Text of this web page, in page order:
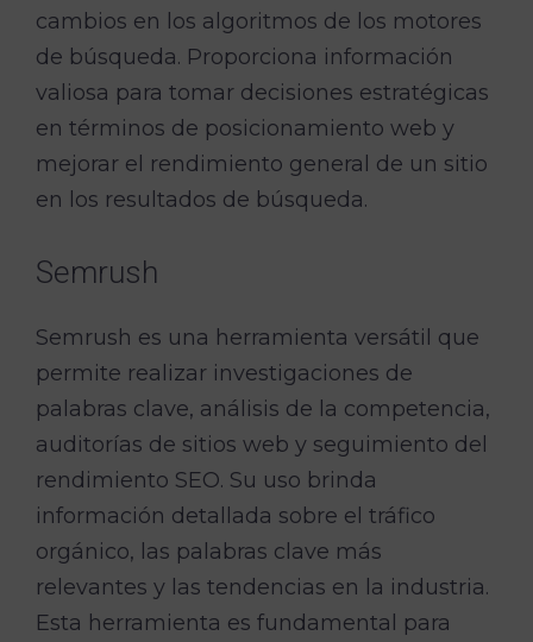
cambios en los algoritmos de los motores
de búsqueda. Proporciona información
valiosa para tomar decisiones estratégicas
en términos de posicionamiento web y
mejorar el rendimiento general de un sitio
en los resultados de búsqueda.
Semrush
Semrush es una herramienta versátil que
permite realizar investigaciones de
palabras clave, análisis de la competencia,
auditorías de sitios web y seguimiento del
rendimiento SEO. Su uso brinda
información detallada sobre el tráfico
orgánico, las palabras clave más
relevantes y las tendencias en la industria.
Esta herramienta es fundamental para